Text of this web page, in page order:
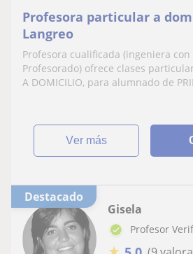
Profesora particular a
Langreo
Profesora cualificada (ingeniera
Profesorado) ofrece clases
A DOMICILIO, para alumnado de
ver más
Destacado
Gisela
Profesor